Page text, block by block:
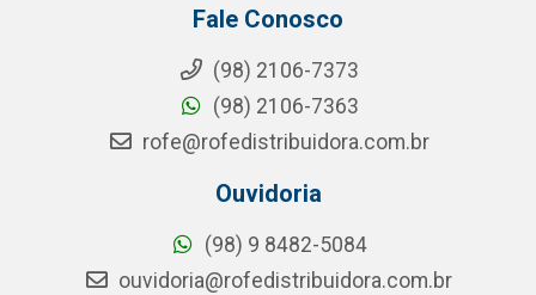
Fale Conosco
(98) 2106-7373
(98) 2106-7363
rofe@rofedistribuidora.com.br
Ouvidoria
(98) 9 8482-5084
ouvidoria@rofedistribuidora.com.br